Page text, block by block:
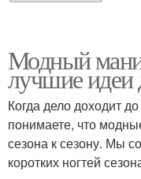
Модный
лучшие идеи
Когда дело доходит
понимаете, что
сезона к сезону. Мы
коротких ногтей